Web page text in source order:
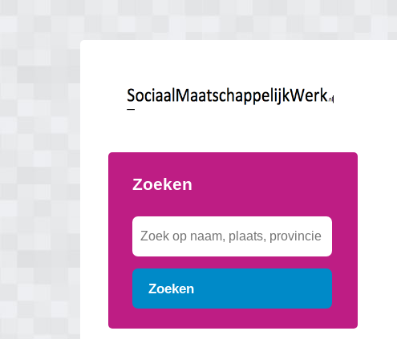
Zoeken
Zoeken